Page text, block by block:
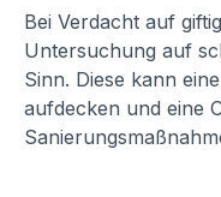
Bei Verdacht auf
Untersuchung auf
Sinn. Diese kann
aufdecken und eine